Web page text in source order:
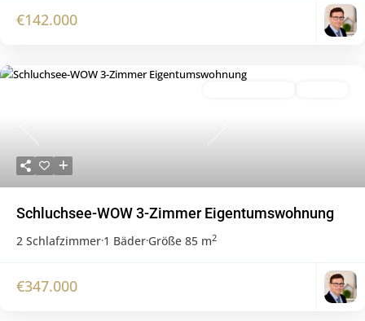
€142.000
Schluchsee-WOW 3-Zimmer Eigentumswohnung
2 Schlafzimmer·1 Bäder·Größe 85 m2
€347.000